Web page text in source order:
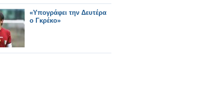
«Υπογράφει την Δευτέρα
ο Γκρέκο»